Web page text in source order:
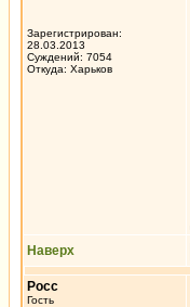
Зарегистрирован:
28.03.2013
Суждений: 7054
Откуда: Харьков
Наверх
Росс
Гость